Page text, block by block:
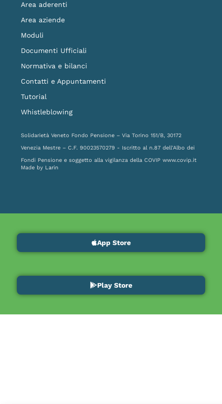
Area aderenti
Area aziende
Moduli
Documenti Ufficiali
Normativa e bilanci
Contatti e Appuntamenti
Tutorial
Whistleblowing
Solidarietà Veneto Fondo Pensione – Via Torino 151/B, 30172
Venezia Mestre – C.F. 90023570279 - Iscritto al n.87 dell'Albo dei
Fondi Pensione e soggetto alla vigilanza della COVIP www.covip.it
Made by Larin
App Store
Play Store